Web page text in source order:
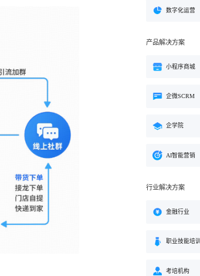
付与用户留存一站式解决方案
数字化运营
产品解决方案
小程序商城
企微SCRM
企学院
AI智能营销
行业解决方案
金融行业
职业技能培训
考培机构